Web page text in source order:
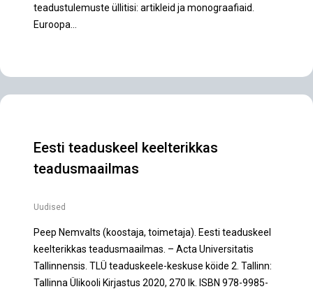
teadustulemuste üllitisi: artikleid ja monograafiaid.
Euroopa…
Eesti teaduskeel keelterikkas
teadusmaailmas
Uudised
Peep Nemvalts (koostaja, toimetaja). Eesti teaduskeel
keelterikkas teadusmaailmas. – Acta Universitatis
Tallinnensis. TLÜ teaduskeele-keskuse köide 2. Tallinn:
Tallinna Ülikooli Kirjastus 2020, 270 lk. ISBN 978-9985-